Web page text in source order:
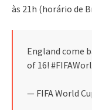
às 21h (horário de
England come
of 16!
— FIFA World